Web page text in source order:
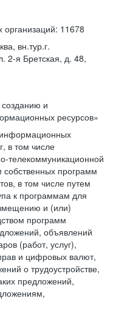
организаций: 11678
вн.тур.г.
2-я Бретская, д. 48,
и
ресурсов»
информационных
в том числе
телекоммуникационной
собственных программ
в том числе путем
к программам для
и (или)
программ
объявлений
(работ, услуг),
и цифровых валют,
о трудоустройстве,
предложений,